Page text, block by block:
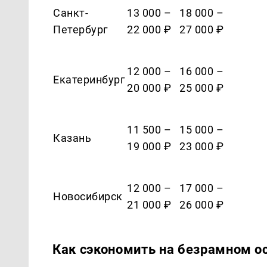
Санкт-
Петербург
13 000 –
22 000 ₽
18 000 –
27 000 ₽
Екатеринбург
12 000 –
20 000 ₽
16 000 –
25 000 ₽
Казань
11 500 –
19 000 ₽
15 000 –
23 000 ₽
Новосибирск
12 000 –
21 000 ₽
17 000 –
26 000 ₽
Как сэкономить на безрамном